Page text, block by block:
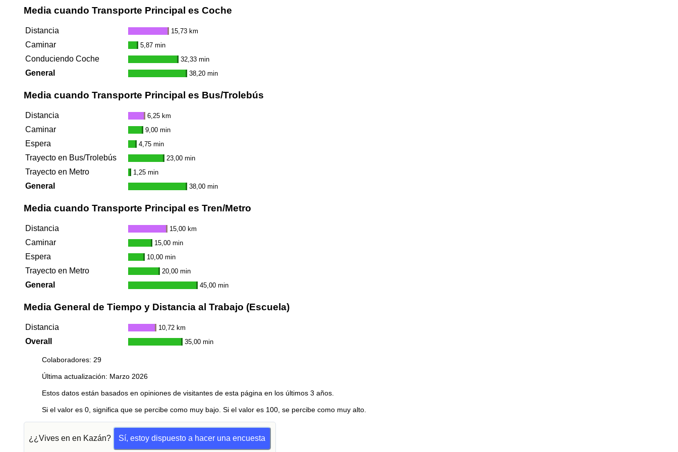
Media cuando Transporte Principal es Coche
Distancia 15,73 km
Caminar 5,87 min
Conduciendo Coche 32,33 min
General 38,20 min
Media cuando Transporte Principal es Bus/Trolebús
Distancia 6,25 km
Caminar 9,00 min
Espera 4,75 min
Trayecto en Bus/Trolebús 23,00 min
Trayecto en Metro 1,25 min
General 38,00 min
Media cuando Transporte Principal es Tren/Metro
Distancia 15,00 km
Caminar 15,00 min
Espera 10,00 min
Trayecto en Metro 20,00 min
General 45,00 min
Media General de Tiempo y Distancia al Trabajo (Escuela)
Distancia 10,72 km
Overall 35,00 min
Colaboradores: 29
Última actualización: Marzo 2026
Estos datos están basados en opiniones de visitantes de esta página en los últimos 3 años.
Si el valor es 0, significa que se percibe como muy bajo. Si el valor es 100, se percibe como muy alto.
¿¿Vives en en Kazán? Sí, estoy dispuesto a hacer una encuesta